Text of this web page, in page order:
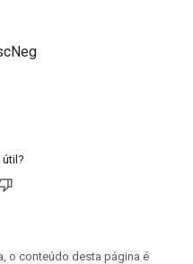
o conteúdo desta página é